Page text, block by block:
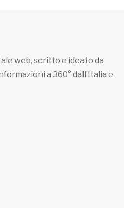
web, scritto e ideato da
a 360° dall’Italia e